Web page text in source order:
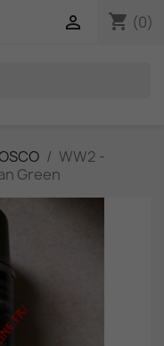
shopping_cart (0)

WW2 -
Green